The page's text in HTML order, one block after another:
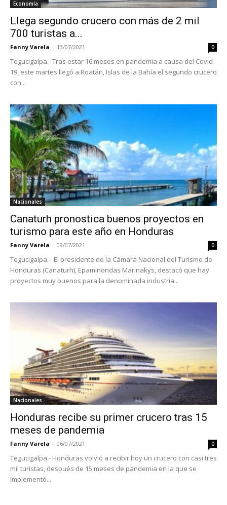
Economía
Llega segundo crucero con más de 2 mil
700 turistas a...
Fanny Varela - 13/07/2021 0
Tegucigalpa.- Tras estar 16 meses en pandemia a causa del Covid-
19, este martes llegó a Roatán, Islas de la Bahía el segundo crucero
con...
Nacionales
Canaturh pronostica buenos proyectos en
turismo para este año en Honduras
Fanny Varela - 09/07/2021 0
Tegucigalpa.- El presidente de la Cámara Nacional del Turismo de
Honduras (Canaturh), Epaminondas Marinakys, destacó que hay
proyectos muy buenos para la denominada industria...
Nacionales
Honduras recibe su primer crucero tras 15
meses de pandemia
Fanny Varela - 06/07/2021 0
Tegucigalpa.- Honduras volvió a recibir hoy un crucero con casi tres
mil turistas, después de 15 meses de pandemia en la que se
implementó...